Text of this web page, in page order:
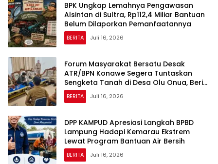
BPK Ungkap Lemahnya Pengawasan
Alsintan di Sultra, Rp112,4 Miliar Bantuan
Belum Dilaporkan Pemanfaatannya
BERITA Juli 16, 2026
Forum Masyarakat Bersatu Desak
ATR/BPN Konawe Segera Tuntaskan
Sengketa Tanah di Desa Olu Onua, Beri
Tenggat Waktu 2×24 Jam
BERITA Juli 16, 2026
DPP KAMPUD Apresiasi Langkah BPBD
Lampung Hadapi Kemarau Ekstrem
Lewat Program Bantuan Air Bersih
BERITA Juli 16, 2026